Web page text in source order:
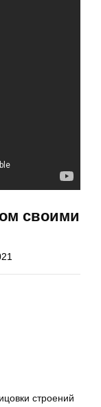
своими
строений